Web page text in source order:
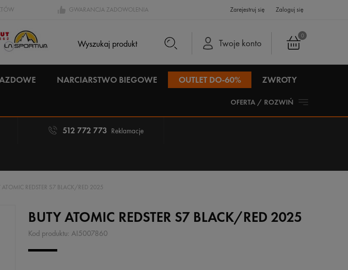
GWARANCJA ZADOWOLENIA Zarejestruj się Zaloguj się
0
Twoje konto
NARCIARSTWO BIEGOWE OUTLET DO-60% ZWROTY
OFERTA / ROZWIŃ
512 772 773 Reklamacje
ATOMIC REDSTER S7 BLACK/RED 2025
BUTY ATOMIC REDSTER S7 BLACK/RED 2025
Kod produktu: AI5007860